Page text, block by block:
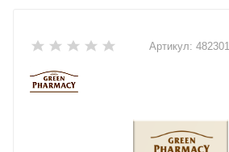
Артикул: